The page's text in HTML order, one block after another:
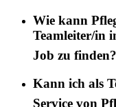
Wie kann
Teamleiter/in
Job zu finden?
Kann ich als
Service von